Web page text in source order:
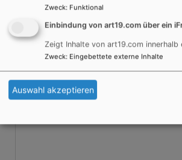
Nachricht
Zweck: Funktional
Einbindung von art19.com über ein
Zeigt Inhalte von art19.com innerhalb
Zweck: Eingebettete externe Inhalte
Auswahl akzeptieren